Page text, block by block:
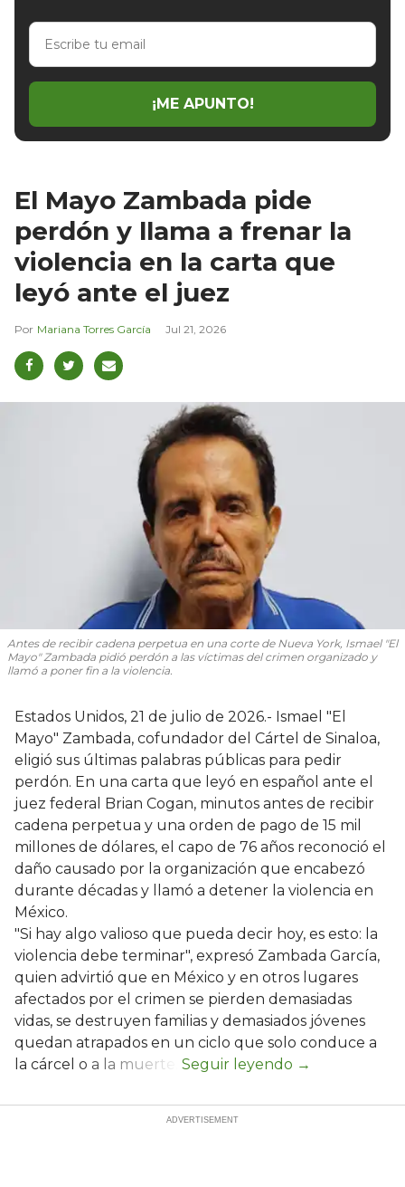
Escribe
email
¡ME APUNTO!
El Mayo Zambada pide
perdón y llama a frenar la
violencia en la carta que
leyó ante el juez
Mariana Torres García Jul 21, 2026
Antes de recibir cadena perpetua en una corte de Nueva York, Ismael "El
Mayo" Zambada pidió perdón a las víctimas del crimen organizado y
llamó a poner fin a la violencia.
Estados Unidos, 21 de julio de 2026.- Ismael "El
Mayo" Zambada, cofundador del Cártel de Sinaloa,
eligió sus últimas palabras públicas para pedir
perdón. En una carta que leyó en español ante el
juez federal Brian Cogan, minutos antes de recibir
cadena perpetua y una orden de pago de 15 mil
millones de dólares, el capo de 76 años reconoció el
daño causado por la organización que encabezó
durante décadas y llamó a detener la violencia en
México.
"Si hay algo valioso que pueda decir hoy, es esto: la
violencia debe terminar", expresó Zambada García,
quien advirtió que en México y en otros lugares
afectados por el crimen se pierden demasiadas
vidas, se destruyen familias y demasiados jóvenes
quedan atrapados en un ciclo que solo conduce a
la cárcel o a la muerte.